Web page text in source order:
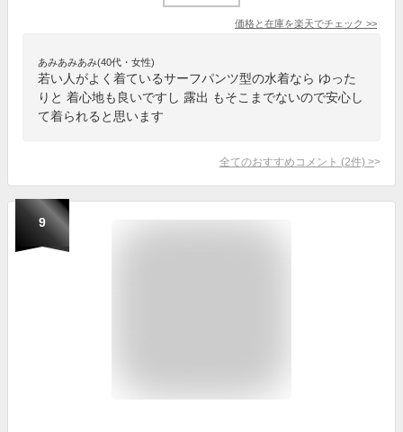
価格と在庫を楽天でチェック >>
あみあみあみ(40代・女性)
若い人がよく着ているサーフパンツ型の水着なら ゆった
りと 着心地も良いですし 露出 もそこまでないので安心し
て着られると思います
全てのおすすめコメント (2件) >
9